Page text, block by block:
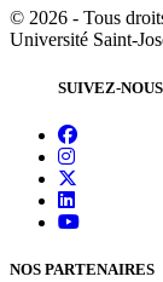
© 2026 - Tous
Université Saint-
SUIVEZ-
NOS PARTENAIRES